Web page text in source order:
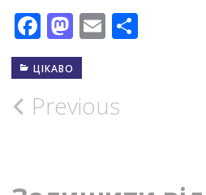
Facebook
Mastodon
Email
ЦІКАВО
Post
Previous